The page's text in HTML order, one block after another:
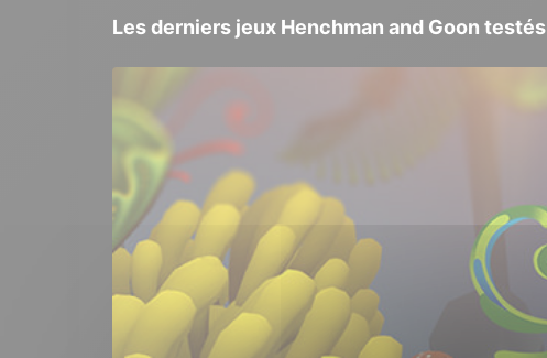
Les derniers jeux Henchman and Goon testés